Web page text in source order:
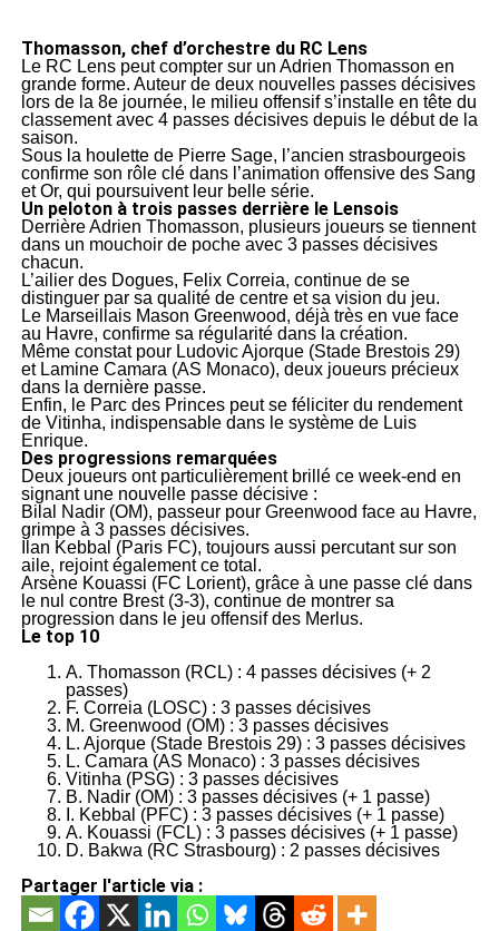
Thomasson, chef d’orchestre du RC Lens
Le RC Lens peut compter sur un Adrien Thomasson en
grande forme. Auteur de deux nouvelles passes décisives
lors de la 8e journée, le milieu offensif s’installe en tête du
classement avec 4 passes décisives depuis le début de la
saison.
Sous la houlette de Pierre Sage, l’ancien strasbourgeois
confirme son rôle clé dans l’animation offensive des Sang
et Or, qui poursuivent leur belle série.
Un peloton à trois passes derrière le Lensois
Derrière Adrien Thomasson, plusieurs joueurs se tiennent
dans un mouchoir de poche avec 3 passes décisives
chacun.
L’ailier des Dogues, Felix Correia, continue de se
distinguer par sa qualité de centre et sa vision du jeu.
Le Marseillais Mason Greenwood, déjà très en vue face
au Havre, confirme sa régularité dans la création.
Même constat pour Ludovic Ajorque (Stade Brestois 29)
et Lamine Camara (AS Monaco), deux joueurs précieux
dans la dernière passe.
Enfin, le Parc des Princes peut se féliciter du rendement
de Vitinha, indispensable dans le système de Luis
Enrique.
Des progressions remarquées
Deux joueurs ont particulièrement brillé ce week-end en
signant une nouvelle passe décisive :
Bilal Nadir (OM), passeur pour Greenwood face au Havre,
grimpe à 3 passes décisives.
Ilan Kebbal (Paris FC), toujours aussi percutant sur son
aile, rejoint également ce total.
Arsène Kouassi (FC Lorient), grâce à une passe clé dans
le nul contre Brest (3-3), continue de montrer sa
progression dans le jeu offensif des Merlus.
Le top 10
A. Thomasson (RCL) : 4 passes décisives (+ 2
passes)
F. Correia (LOSC) : 3 passes décisives
M. Greenwood (OM) : 3 passes décisives
L. Ajorque (Stade Brestois 29) : 3 passes décisives
L. Camara (AS Monaco) : 3 passes décisives
Vitinha (PSG) : 3 passes décisives
B. Nadir (OM) : 3 passes décisives (+ 1 passe)
I. Kebbal (PFC) : 3 passes décisives (+ 1 passe)
A. Kouassi (FCL) : 3 passes décisives (+ 1 passe)
D. Bakwa (RC Strasbourg) : 2 passes décisives
Partager l'article via :